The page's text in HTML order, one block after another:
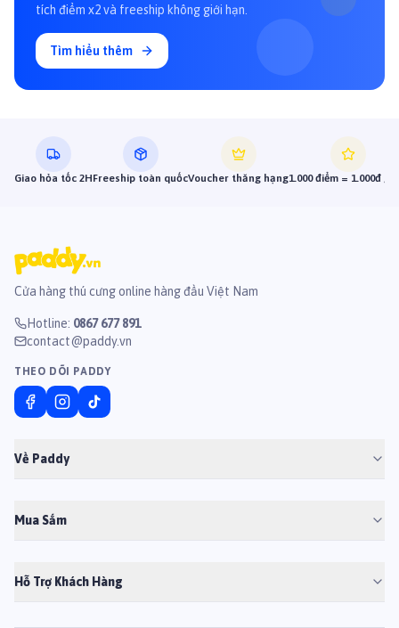
tích điểm x2 và freeship không giới hạn.
Tìm hiểu thêm
Giao hỏa tốc 2HFreeship toàn quốcVoucher thăng hạng1.000 điểm = 1.000đ
Cửa hàng thú cưng online hàng đầu Việt Nam
Hotline: 0867 677 891
contact@paddy.vn
THEO DÕI PADDY
Về Paddy
Mua Sắm
Hỗ Trợ Khách Hàng